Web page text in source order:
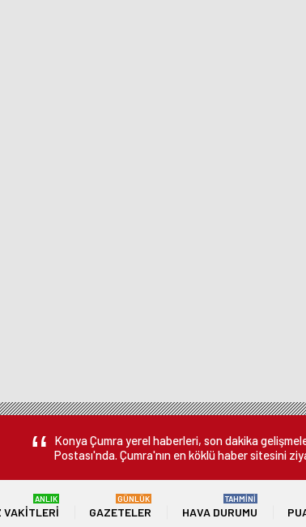
Konya Çumra yerel haberleri, son dakika
Postası'nda. Çumra'nın en köklü haber sitesini
VAKITLERI
ANLIK
GAZETELER
GÜNLÜK
HAVA DURUMU
TAHMİNİ